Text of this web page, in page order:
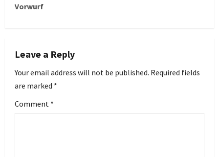
t
v
i
g
Vorwurf
Leave a Reply
Your email address will not be published. Required fields
are marked *
Comment *